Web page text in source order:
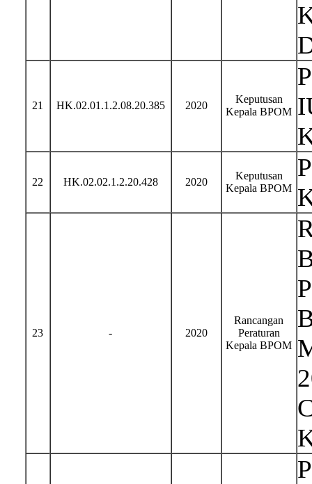
21 HK.02.01.1.2.08.20.385 2020
Keputusan
Kepala BPOM
22 HK.02.02.1.2.20.428 2020
Keputusan
Kepala BPOM
23 - 2020
Rancangan
Peraturan
Kepala BPOM